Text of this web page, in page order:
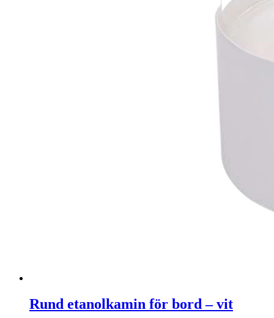
Rund etanolkamin för bord – vit